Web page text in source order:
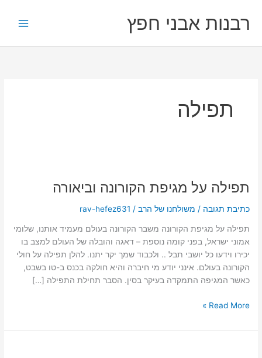
לתוכןרבנות אבני חפץ
תפילה
תפילה על מגיפת הקורונה וביאורה
כתיבת תגובה / משולחנו של הרב /
rav-hefez631
תפילה על מגיפת הקורונה משבר הקורונה בעולם מעמיד אותנו, שלומי
אמוני ישראל, בפני קומה נוספת – דאגה והובלה של העולם למצב בו
יכירו וידעו כל יושבי תבל .. ולכבוד שמך יקר יתנו. להלן תפילה על חולי
הקורונה בעולם. אינני יודע מי חיברה והיא חולקה בכנס ב-טו בשבט,
כאשר המגיפה התמקדה בעיקר בסין. הסבר תחילת התפילה […]
מגיפת
וביאורה
Read More »